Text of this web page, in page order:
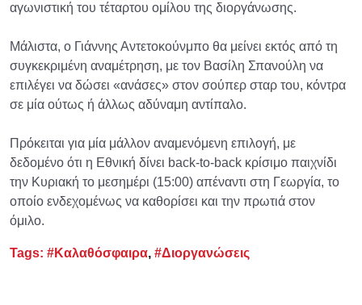
αγωνιστική του τέταρτου ομίλου της διοργάνωσης.
Μάλιστα, ο Γιάννης Αντετοκούνμπο θα μείνει εκτός από τη
συγκεκριμένη αναμέτρηση, με τον Βασίλη Σπανούλη να
επιλέγει να δώσει «ανάσες» στον σούπερ σταρ του, κόντρα
σε μία ούτως ή άλλως αδύναμη αντίπαλο.
Πρόκειται για μία μάλλον αναμενόμενη επιλογή, με
δεδομένο ότι η Εθνική δίνει back-to-back κρίσιμο παιχνίδι
την Κυριακή το μεσημέρι (15:00) απέναντι στη Γεωργία, το
οποίο ενδεχομένως να καθορίσει και την πρωτιά στον
όμιλο.
Tags: #Καλαθόσφαιρα, #Διοργανώσεις